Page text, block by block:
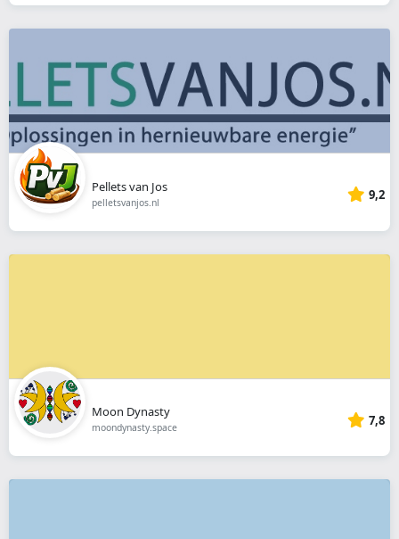
Pellets van Jos
pelletsvanjos.nl 9,2
Moon Dynasty
moondynasty.space 7,8